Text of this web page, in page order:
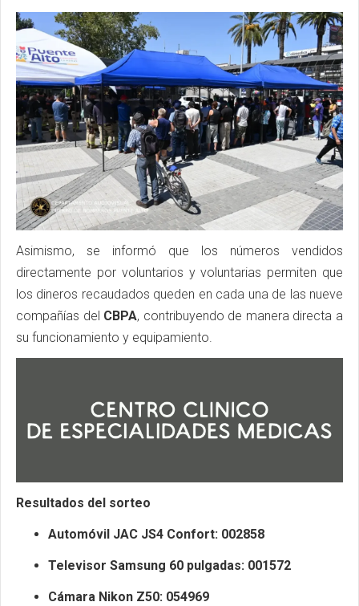
Asimismo, se informó que los números vendidos
directamente por voluntarios y voluntarias permiten que
los dineros recaudados queden en cada una de las nueve
compañías del CBPA, contribuyendo de manera directa a
su funcionamiento y equipamiento.
Resultados del sorteo
Automóvil JAC JS4 Confort: 002858
Televisor Samsung 60 pulgadas: 001572
Cámara Nikon Z50: 054969